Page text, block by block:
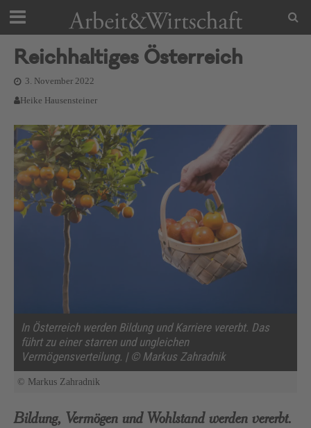
Reichhaltiges Österreich
3. November 2022
Heike Hausensteiner
In Österreich werden Bildung und Karriere vererbt. Das
führt zu einer starren und ungleichen
Vermögensverteilung. | © Markus Zahradnik
© Markus Zahradnik
Bildung, Vermögen und Wohlstand werden vererbt.